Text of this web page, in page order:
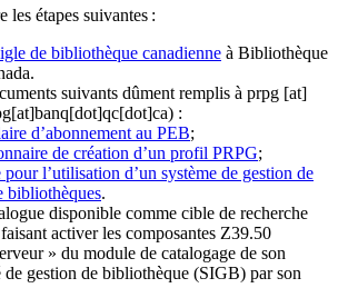
les étapes suivantes :
de bibliothèque canadienne à Bibliothèque
suivants dûment remplis à prpg [at]
:
d’abonnement au PEB;
de création d’un profil PRPG;
pour l’utilisation d’un système de gestion de
bibliothèques.
disponible comme cible de recherche
activer les composantes Z39.50
» du module de catalogage de son
de gestion de bibliothèque (SIGB) par son